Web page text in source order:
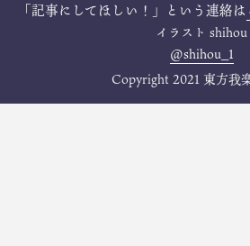
「記事にしてほしい！」という連絡は
イラスト shihou
@shihou_1
Copyright 2021 東方我